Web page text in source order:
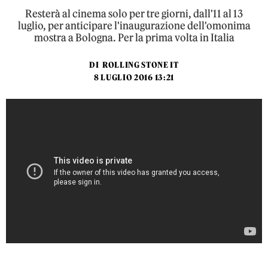
Resterà al cinema solo per tre giorni, dall'11 al 13
luglio, per anticipare l'inaugurazione dell'omonima
mostra a Bologna. Per la prima volta in Italia
DI ROLLING STONE IT
8 LUGLIO 2016 13:21